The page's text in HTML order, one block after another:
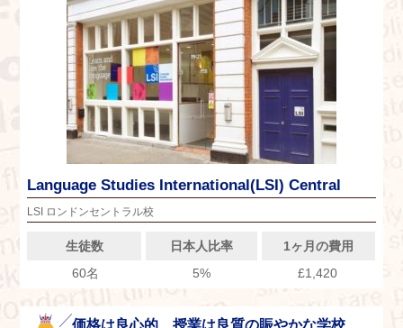
Language Studies International(LSI) Central
LSI ロンドンセントラル校
生徒数 日本人比率
1ヶ月の費用
60名
5% £1,420